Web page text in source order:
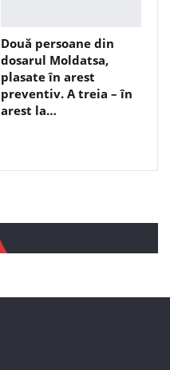
Două persoane din
dosarul Moldatsa,
plasate în arest
preventiv. A treia – în
arest la…